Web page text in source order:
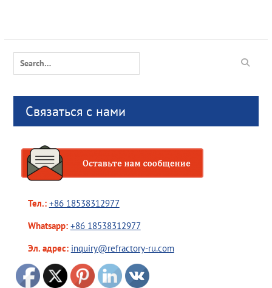
Search
Связаться с нами
Тел.: +86 18538312977
Whatsapp: +86 18538312977
Эл. адрес: inquiry@refractory-ru.com